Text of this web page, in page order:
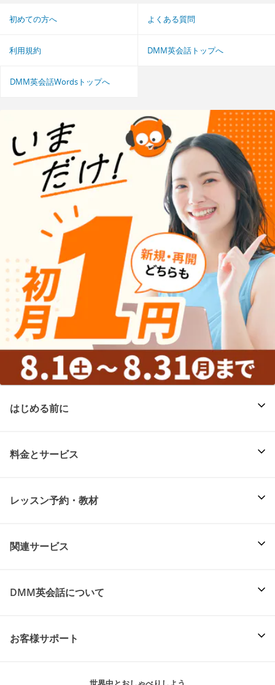
初めての方へ よくある質問
利用規約 DMM英会話トップへ
DMM英会話Wordsトップへ
はじめる前に
料金とサービス
レッスン予約・教材
関連サービス
DMM英会話について
お客様サポート